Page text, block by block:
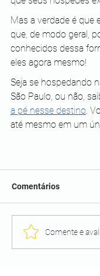
Mas a verdade é que
que, de modo geral,
conhecidos dessa
eles agora mesmo!
Seja se hospedando
São Paulo, ou não,
a pé nesse destino.
até mesmo em um
Comentários
Comente e